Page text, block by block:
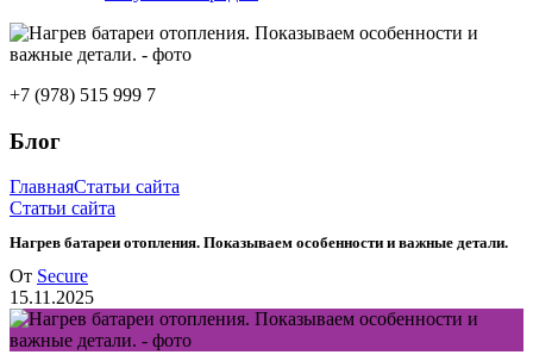
+7 (978) 515 999 7
Блог
ГлавнаяСтатьи сайта
Статьи сайта
Нагрев батареи отопления. Показываем особенности и важные детали.
От Secure
15.11.2025